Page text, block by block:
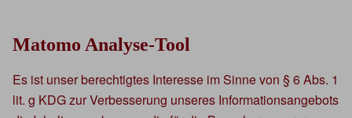
Matomo Analyse-Tool
Es ist unser berechtigtes Interesse im Sinne von § 6 Abs. 1
lit. g KDG zur Verbesserung unseres Informationsangebots